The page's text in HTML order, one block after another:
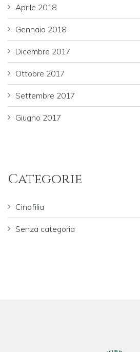
Aprile 2018
Gennaio 2018
Dicembre 2017
Ottobre 2017
Settembre 2017
Giugno 2017
Categorie
Cinofilia
Senza categoria